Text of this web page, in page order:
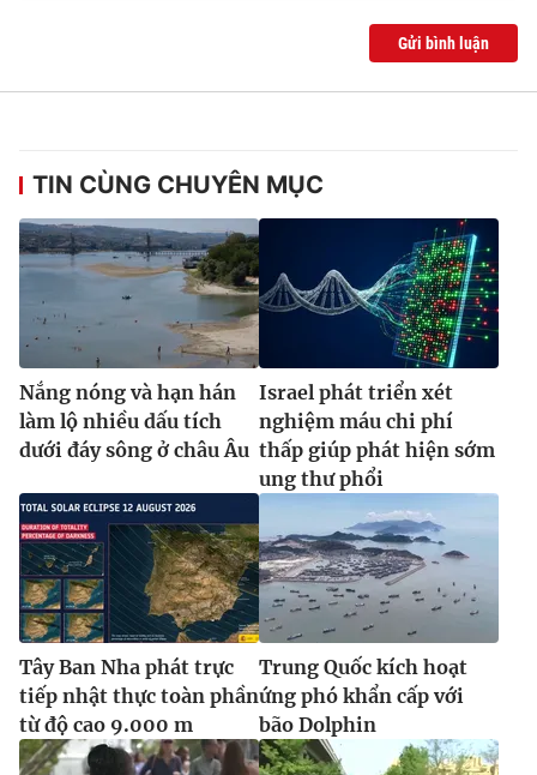
thông tin từ website này.
Gửi bình luận
TIN CÙNG CHUYÊN MỤC
Nắng nóng và hạn hán
làm lộ nhiều dấu tích
dưới đáy sông ở châu Âu
Israel phát triển xét
nghiệm máu chi phí
thấp giúp phát hiện sớm
ung thư phổi
Tây Ban Nha phát trực
tiếp nhật thực toàn phần
từ độ cao 9.000 m
Trung Quốc kích hoạt
ứng phó khẩn cấp với
bão Dolphin